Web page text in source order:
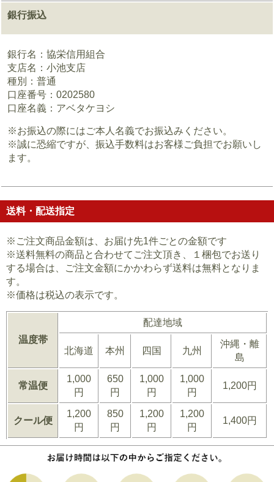
銀行振込
銀行名：協栄信用組合
支店名：小池支店
種別：普通
口座番号：0202580
口座名義：アベタケヨシ
※お振込の際にはご本人名義でお振込みください。
※誠に恐縮ですが、振込手数料はお客様ご負担でお願いし
ます。
送料・配送指定
※ご注文商品金額は、お届け先1件ごとの金額です
※送料無料の商品と合わせてご注文頂き、１梱包でお送り
する場合は、ご注文金額にかかわらず送料は無料となりま
す。
※価格は税込の表示です。
温度帯
配達地域
北海道 本州 四国 九州
沖縄・離
島
常温便
1,000
円
650
円
1,000
円
1,000
円
1,200円
クール便
1,200
円
850
円
1,200
円
1,200
円
1,400円